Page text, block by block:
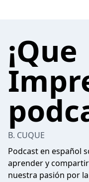
¡Que
B. CUQUE
Podcast en español
aprender y
nuestra pasión por